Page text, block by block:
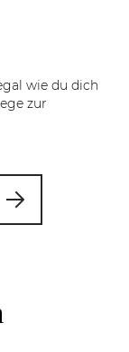
wie du dich
zur